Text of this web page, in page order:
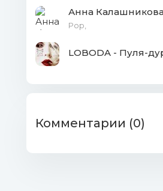
Рор,
Комментарии (0)